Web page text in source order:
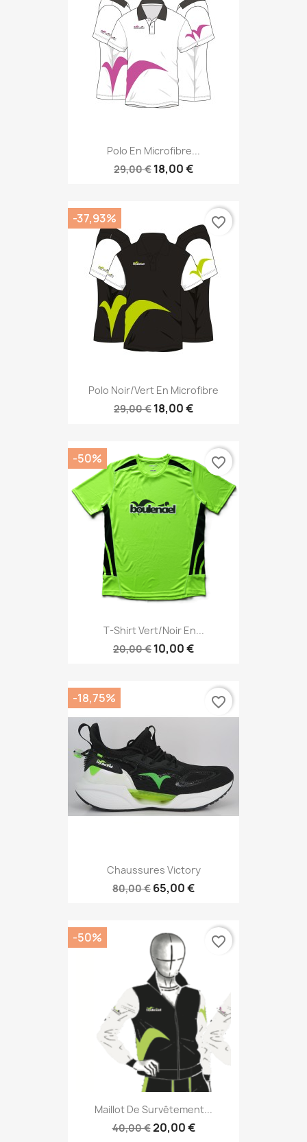
Polo En Microfibre...
29,00 € 18,00 €
Polo Noir/vert En Microfibre
29,00 € 18,00 €
-37,93% favorite_border
T-Shirt Vert/Noir En...
20,00 € 10,00 €
-50% favorite_border
Chaussures Victory
80,00 € 65,00 €
-18,75% favorite_border
Maillot De Survêtement...
40,00 €20,00 €
-50% favorite_border